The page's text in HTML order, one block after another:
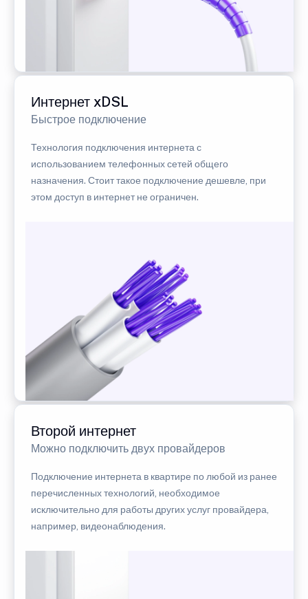
Интернет xDSL
Быстрое подключение
Технология подключения интернета с
использованием телефонных сетей общего
назначения. Стоит такое подключение дешевле, при
этом доступ в интернет не ограничен.
Второй интернет
Можно подключить двух провайдеров
Подключение интернета в квартире по любой из ранее
перечисленных технологий, необходимое
исключительно для работы других услуг провайдера,
например, видеонаблюдения.